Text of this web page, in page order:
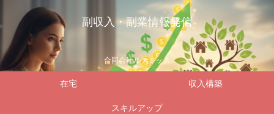
副収入・副業情報発信
合同会社ルテミック
在宅 収入構築
スキルアップ